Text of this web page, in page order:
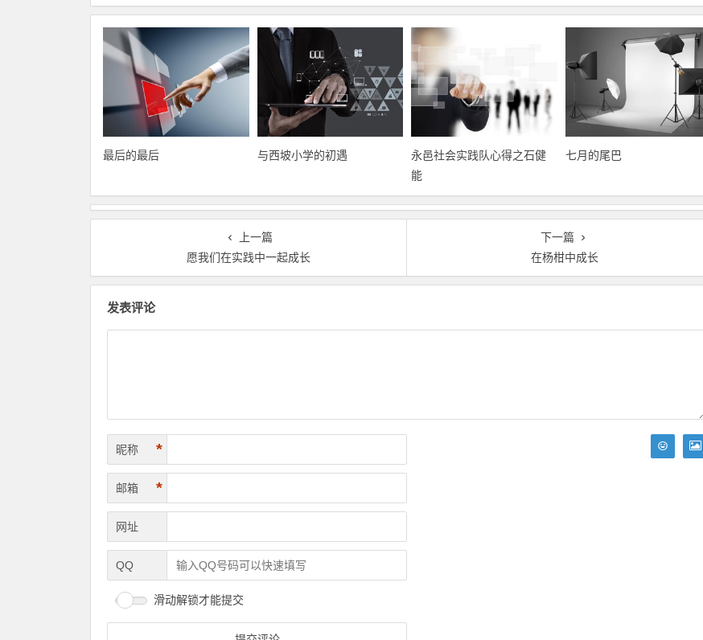
最后的最后 与西坡小学的初遇
永邑社会实践队心得之石健
能
七月的尾巴
上一篇
愿我们在实践中一起成长
下一篇
在杨柑中成长
发表评论
昵称 *
邮箱 *
网址
QQ
滑动解锁才能提交